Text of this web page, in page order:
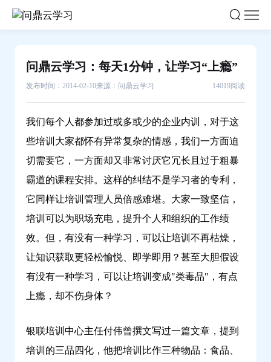
习“上
问鼎云学习：每天1分钟，让学习“上瘾”
发布时间：2014-02-10来源：问鼎云学习 14019阅读
我们每个人都参加过或多或少的企业内训，对于这
些培训大家都怀有异常复杂的情感，我们一方面迫
切需要它，一方面却又非常讨厌它冗长且过于粗暴
霸道的课程安排。这样的纠结不是学习者的专利，
它同样让培训管理人员倍感难堪。大家一致坚信，
培训可以为职场充电，提升个人和组织的工作绩
效。但，有没有一种学习，可以让培训不再枯燥，
让知识获取更轻松愉悦、即学即用？甚至大胆假设
有没有一种学习，可以让培训变成"类毒品"，有点
上瘾，却不伤身体？
银联培训中心主任付伟曾撰文写过一篇文章，提到
培训的三品四化，他把培训比作三种物品：食品、